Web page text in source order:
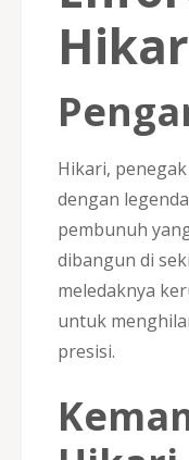
Hikari,
dengan
pembunuh
dibangun di
meledaknya
untuk
presisi.